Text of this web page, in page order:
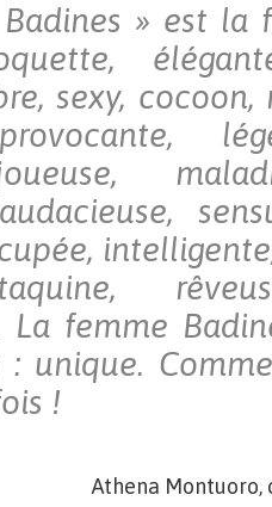
» est la
sexy, cocoon,
La femme
: unique.
!
Athena Montuoro,